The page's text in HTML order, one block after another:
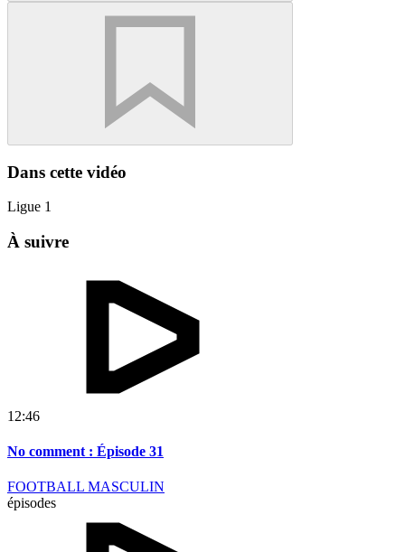
Dans cette vidéo
Ligue 1
À suivre
12:46
No comment : Épisode 31
FOOTBALL MASCULIN
épisodes